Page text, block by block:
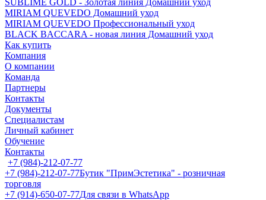
SUBLIME GOLD - Золотая линия Домашний уход
MIRIAM QUEVEDO Домашний уход
MIRIAM QUEVEDO Профессиональный уход
BLACK BACCARA - новая линия Домашний уход
Как купить
Компания
О компании
Команда
Партнеры
Контакты
Документы
Специалистам
Личный кабинет
Обучение
Контакты
+7 (984)-212-07-77
+7 (984)-212-07-77Бутик "ПримЭстетика" - розничная
торговля
+7 (914)-650-07-77Для связи в WhatsApp